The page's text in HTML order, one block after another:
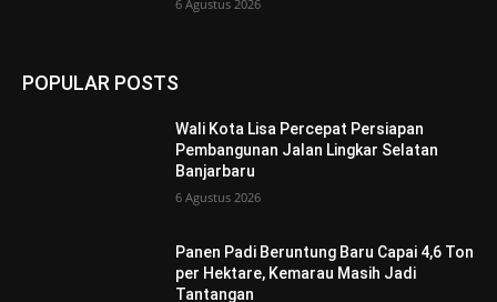
6 Agustus 2026
POPULAR POSTS
Wali Kota Lisa Percepat Persiapan
Pembangunan Jalan Lingkar Selatan
Banjarbaru
6 Agustus 2026
Panen Padi Beruntung Baru Capai 4,6 Ton
per Hektare, Kemarau Masih Jadi
Tantangan